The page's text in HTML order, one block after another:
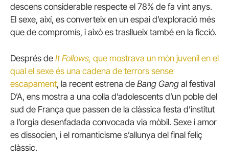
descens considerable respecte el 78% de fa vint anys.
El sexe, així, es converteix en un espai d’exploració més
que de compromís, i això es trasllueix també en la ficció.
Després de It Follows, que mostrava un món juvenil en el
qual el sexe és una cadena de terrors sense
escapament, la recent estrena de Bang Gang al festival
D’A, ens mostra a una colla d’adolescents d’un poble del
sud de França que passen de la clàssica festa d’institut
a l’orgia desenfadada convocada via mòbil. Sexe i amor
es dissocien, i el romanticisme s’allunya del final feliç
clàssic.